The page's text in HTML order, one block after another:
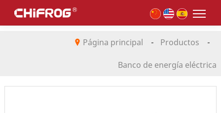
Página principal - Productos -
Banco de energía eléctrica